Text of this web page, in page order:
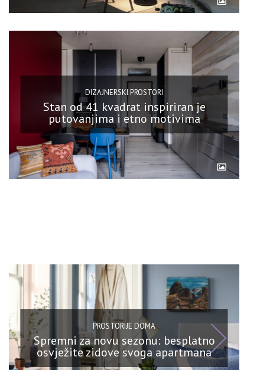
DIZAJNERSKI PROSTORI
Stan od 41 kvadrat inspiriran je
putovanjima i etno motivima
PROSTORIJE DOMA
Spremni za novu sezonu: besplatno
osvježite zidove svoga apartmana